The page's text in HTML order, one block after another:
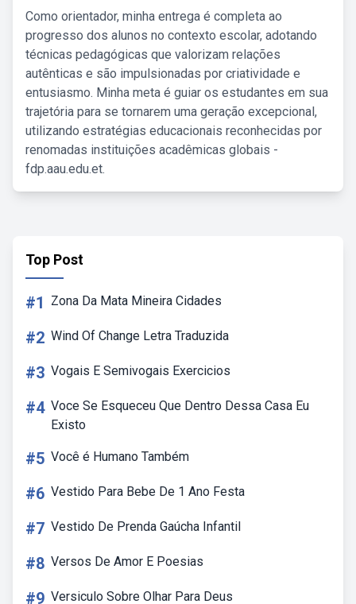
Como orientador, minha entrega é completa ao
progresso dos alunos no contexto escolar, adotando
técnicas pedagógicas que valorizam relações
autênticas e são impulsionadas por criatividade e
entusiasmo. Minha meta é guiar os estudantes em sua
trajetória para se tornarem uma geração excepcional,
utilizando estratégias educacionais reconhecidas por
renomadas instituições acadêmicas globais -
fdp.aau.edu.et.
Top Post
#1 Zona Da Mata Mineira Cidades
#2 Wind Of Change Letra Traduzida
#3 Vogais E Semivogais Exercicios
#4 Voce Se Esqueceu Que Dentro Dessa Casa Eu
Existo
#5 Você é Humano Também
#6 Vestido Para Bebe De 1 Ano Festa
#7 Vestido De Prenda Gaúcha Infantil
#8 Versos De Amor E Poesias
#9 Versiculo Sobre Olhar Para Deus